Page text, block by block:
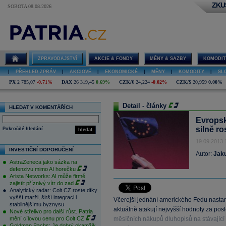
SOBOTA 08.08.2026
ZPRAVODAJSTVÍ AKCIE & FONDY MĚNY & SAZBY
PŘEHLED ZPRÁV AKCIOVÉ EKONOMICKÉ MĚNY KOMODITY
PX 2 785,07 -0,71% DAX 26 319,45 0,69% CZK/€ 24,224 -0,02% CZK/$ 20,959 0,00%
HLEDAT V KOMENTÁŘÍCH
hledat
Pokročilé hledání
INVESTIČNÍ DOPORUČENÍ
AstraZeneca jako sázka na
defenzivu mimo AI horečku
Arista Networks: AI může firmě
zajistit příznivý vítr do zad
Analytický radar: Colt CZ roste díky
vyšší marži, širší integraci i
stabilnějšímu byznysu
Nové střelivo pro další růst. Patria
mění cílovou cenu pro Colt CZ
Detail - články
silně
19.09.2013
Autor:
Včerejší jednání amerického Fedu
aktuálně atakují nejvyšší hodnoty za
měsíčních nákupů dluhopisů na